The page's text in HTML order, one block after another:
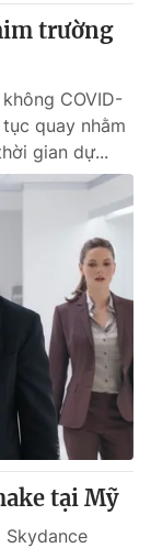
trường
COVID-
quay nhằm
gian dự...
tại Mỹ
Skydance